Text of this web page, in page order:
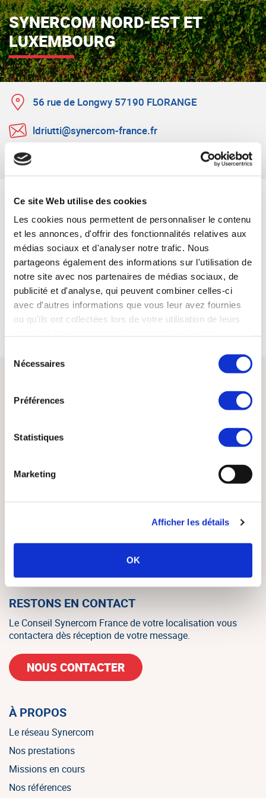
Ce site Web utilise des cookies
Les cookies nous permettent de personnaliser le contenu
et les annonces, d'offrir des fonctionnalités relatives aux
médias sociaux et d'analyser notre trafic. Nous
partageons également des informations sur l'utilisation de
notre site avec nos partenaires de médias sociaux, de
publicité et d'analyse, qui peuvent combiner celles-ci
avec d'autres informations que vous leur avez fournies
ou qu'ils ont collectées lors de votre utilisation de leurs
Nécessaires
Préférences
Statistiques
Marketing
Afficher les détails
OK
SYNERCOM NORD-EST ET
LUXEMBOURG
Adresse :56 rue de Longwy 57190 FLORANGE
E-mail de contact :
ldriutti@synercom-france.fr
Numéro de téléphone :
RETOUR À VOS INTERLOCUTEURS
NOTRE ÉQUIPE
ACTUALITÉS
EXTRAIT DE MISSIONS
SYNERCOM France est un réseau national de cabinets de
conseil en transmission, cession et acquisition
d’entreprises regroupant 20 associés, consultants et
indépendants sur le marché de la PME/PMI.
RESTONS EN CONTACT
Le Conseil Synercom France de votre localisation vous
contactera dès réception de votre message.
NOUS CONTACTER
À PROPOS
Le réseau Synercom
Nos prestations
Missions en cours
Nos références